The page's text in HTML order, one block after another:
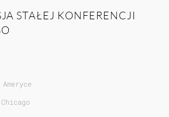
STAŁEJ KONFERENCJI
Chicago